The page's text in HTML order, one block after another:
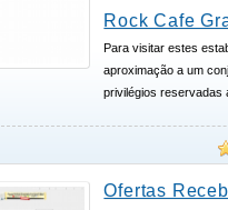
Rock Cafe
Para visitar estes
aproximação a um
privilégios reservadas
Ofertas